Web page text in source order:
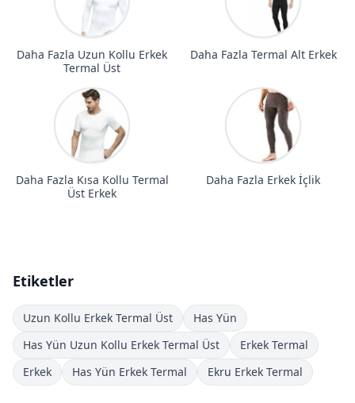
Daha Fazla Uzun Kollu Erkek
Termal Üst
Daha Fazla Termal Alt Erkek
Daha Fazla Kısa Kollu Termal
Üst Erkek
Daha Fazla Erkek İçlik
Etiketler
Uzun Kollu Erkek Termal Üst
Has Yün
Has Yün Uzun Kollu Erkek Termal Üst
Erkek Termal
Erkek
Has Yün Erkek Termal Ekru Erkek Termal